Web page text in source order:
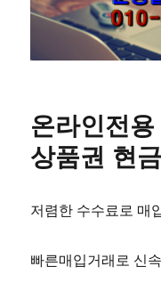
온라인전
상품권 현
저렴한 수수료로 매
빠른매입거래로 신